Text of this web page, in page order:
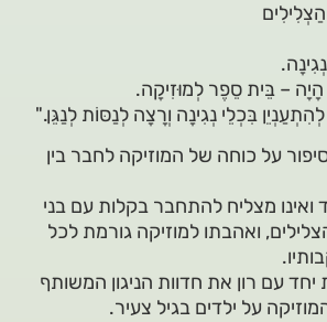
– בֵּית סֵפֶר לְמוּזִיקָה.
בִּכְלֵי נְגִינָה וְרָצָה לְנַסּוֹת לְנַגֵּן."
סיפור על כוחה של המוזיקה לחבר בין
ואינו מצליח להתחבר בקלות עם בני
ואהבתו למוזיקה גורמת לכל
יחד עם רון את חדוות הניגון המשותף
על ילדים בגיל צעיר.